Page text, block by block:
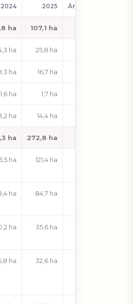
2024 2025 Änderung
ha 107,1 ha
ha 25,8 ha
ha 16,7 ha
1,6 ha 1,7 ha
ha 14,4 ha
ha 272,8 ha
ha 121,4 ha
ha 84,7 ha
ha 35,6 ha
ha 32,6 ha